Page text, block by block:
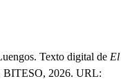
Texto digital de El
BITESO, 2026. URL: